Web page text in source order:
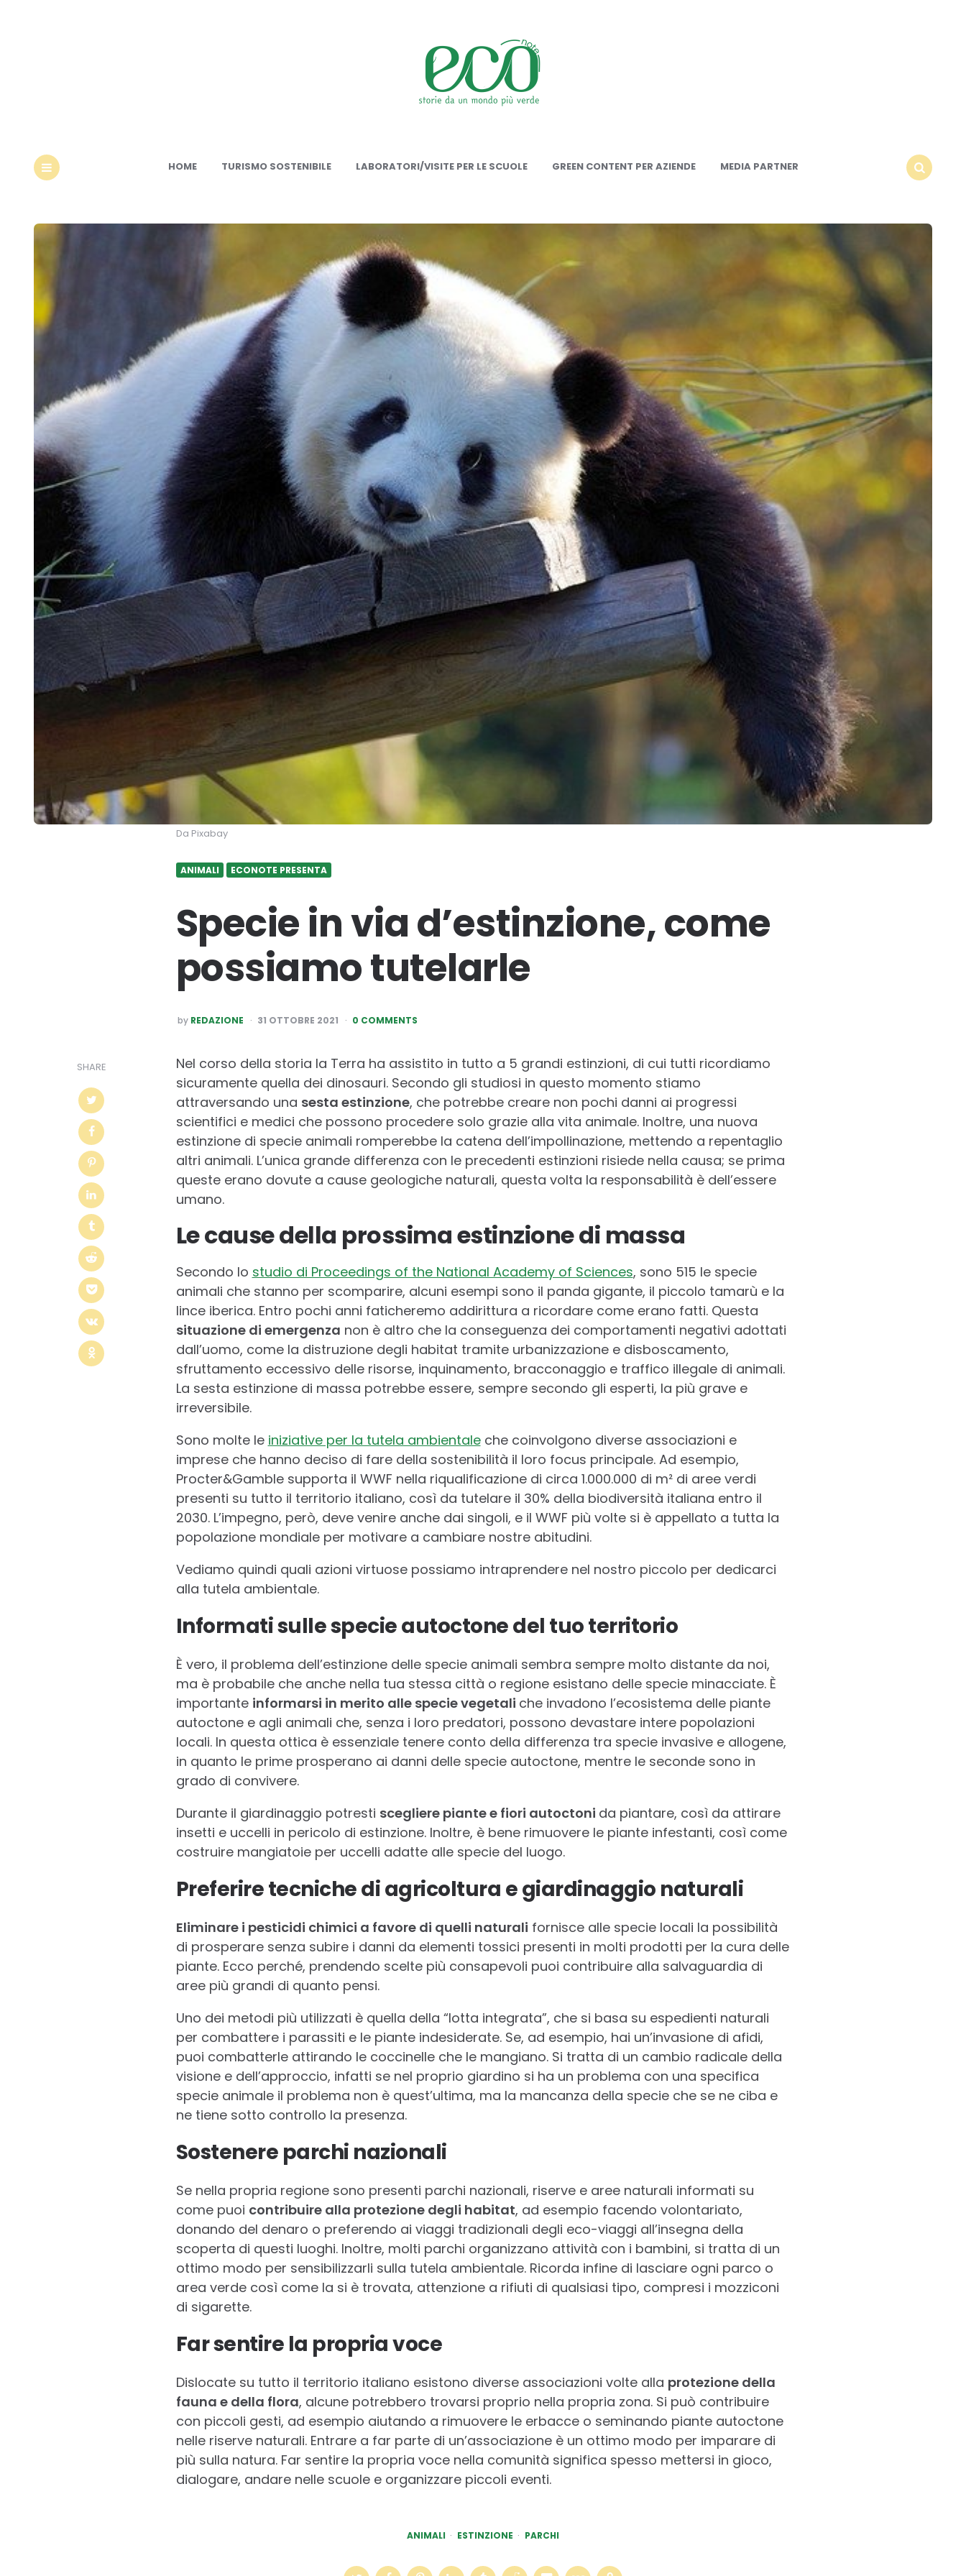
HOME TURISMO SOSTENIBILE LABORATORI/VISITE PER LE SCUOLE GREEN CONTENT PER AZIENDE
MEDIA PARTNER
Da Pixabay
ANIMALI ECONOTE PRESENTA
Specie in via d’estinzione, come
possiamo tutelarle
POSTED
BY
by REDAZIONE 31 OTTOBRE 2021 0 COMMENTS
SHARE
Nel corso della storia la Terra ha assistito in tutto a 5 grandi estinzioni, di cui tutti ricordiamo
sicuramente quella dei dinosauri. Secondo gli studiosi in questo momento stiamo
attraversando una sesta estinzione, che potrebbe creare non pochi danni ai progressi
scientifici e medici che possono procedere solo grazie alla vita animale. Inoltre, una nuova
estinzione di specie animali romperebbe la catena dell’impollinazione, mettendo a repentaglio
altri animali. L’unica grande differenza con le precedenti estinzioni risiede nella causa; se prima
queste erano dovute a cause geologiche naturali, questa volta la responsabilità è dell’essere
umano.
Le cause della prossima estinzione di massa
Secondo lo studio di Proceedings of the National Academy of Sciences, sono 515 le specie
animali che stanno per scomparire, alcuni esempi sono il panda gigante, il piccolo tamarù e la
lince iberica. Entro pochi anni faticheremo addirittura a ricordare come erano fatti. Questa
situazione di emergenza non è altro che la conseguenza dei comportamenti negativi adottati
dall’uomo, come la distruzione degli habitat tramite urbanizzazione e disboscamento,
sfruttamento eccessivo delle risorse, inquinamento, bracconaggio e traffico illegale di animali.
La sesta estinzione di massa potrebbe essere, sempre secondo gli esperti, la più grave e
irreversibile.
Sono molte le iniziative per la tutela ambientaleche coinvolgono diverse associazioni e
imprese che hanno deciso di fare della sostenibilità il loro focus principale. Ad esempio,
Procter&Gamble supporta il WWF nella riqualificazione di circa 1.000.000 di m² di aree verdi
presenti su tutto il territorio italiano, così da tutelare il 30% della biodiversità italiana entro il
2030. L’impegno, però, deve venire anche dai singoli, e il WWF più volte si è appellato a tutta la
popolazione mondiale per motivare a cambiare nostre abitudini.
Vediamo quindi quali azioni virtuose possiamo intraprendere nel nostro piccolo per dedicarci
alla tutela ambientale.
Informati sulle specie autoctone del tuo territorio
È vero, il problema dell’estinzione delle specie animali sembra sempre molto distante da noi,
ma è probabile che anche nella tua stessa città o regione esistano delle specie minacciate. È
importante informarsi in merito alle specie vegetali che invadono l’ecosistema delle piante
autoctone e agli animali che, senza i loro predatori, possono devastare intere popolazioni
locali. In questa ottica è essenziale tenere conto della differenza tra specie invasive e allogene,
in quanto le prime prosperano ai danni delle specie autoctone, mentre le seconde sono in
grado di convivere.
Durante il giardinaggio potresti scegliere piante e fiori autoctoni da piantare, così da attirare
insetti e uccelli in pericolo di estinzione. Inoltre, è bene rimuovere le piante infestanti, così come
costruire mangiatoie per uccelli adatte alle specie del luogo.
Preferire tecniche di agricoltura e giardinaggio naturali
Eliminare i pesticidi chimici a favore di quelli naturali fornisce alle specie locali la possibilità
di prosperare senza subire i danni da elementi tossici presenti in molti prodotti per la cura delle
piante. Ecco perché, prendendo scelte più consapevoli puoi contribuire alla salvaguardia di
aree più grandi di quanto pensi.
Uno dei metodi più utilizzati è quella della “lotta integrata”, che si basa su espedienti naturali
per combattere i parassiti e le piante indesiderate. Se, ad esempio, hai un’invasione di afidi,
puoi combatterle attirando le coccinelle che le mangiano. Si tratta di un cambio radicale della
visione e dell’approccio, infatti se nel proprio giardino si ha un problema con una specifica
specie animale il problema non è quest’ultima, ma la mancanza della specie che se ne ciba e
ne tiene sotto controllo la presenza.
Sostenere parchi nazionali
Se nella propria regione sono presenti parchi nazionali, riserve e aree naturali informati su
come puoi contribuire alla protezione degli habitat, ad esempio facendo volontariato,
donando del denaro o preferendo ai viaggi tradizionali degli eco-viaggi all’insegna della
scoperta di questi luoghi. Inoltre, molti parchi organizzano attività con i bambini, si tratta di un
ottimo modo per sensibilizzarli sulla tutela ambientale. Ricorda infine di lasciare ogni parco o
area verde così come la si è trovata, attenzione a rifiuti di qualsiasi tipo, compresi i mozziconi
di sigarette.
Far sentire la propria voce
Dislocate su tutto il territorio italiano esistono diverse associazioni volte alla protezione della
fauna e della flora, alcune potrebbero trovarsi proprio nella propria zona. Si può contribuire
con piccoli gesti, ad esempio aiutando a rimuovere le erbacce o seminando piante autoctone
nelle riserve naturali. Entrare a far parte di un’associazione è un ottimo modo per imparare di
più sulla natura. Far sentire la propria voce nella comunità significa spesso mettersi in gioco,
dialogare, andare nelle scuole e organizzare piccoli eventi.
ANIMALI ESTINZIONE PARCHI